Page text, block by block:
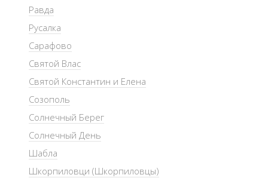
Равда
Русалка
Сарафово
Святой Влас
Святой Константин и Елена
Созополь
Солнечный Берег
Солнечный День
Шабла
Шкорпиловци (Шкорпиловцы)